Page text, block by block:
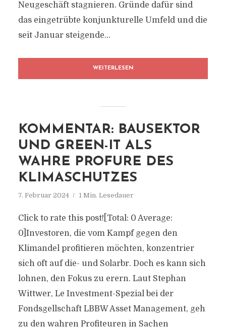
Neugeschäft stagnieren. Gründe dafür sind
das eingetrübte konjunkturelle Umfeld und die
seit Januar steigende...
WEITERLESEN
KOMMENTAR: BAUSEKTOR
UND GREEN-IT ALS
WAHRE PROFURE DES
KLIMASCHUTZES
7. Februar 2024 1 Min. Lesedauer
Click to rate this post![Total: 0 Average:
0]Investoren, die vom Kampf gegen den
Klimandel profitieren möchten, konzentrier
sich oft auf die- und Solarbr. Doch es kann sich
lohnen, den Fokus zu erern. Laut Stephan
Wittwer, Le Investment-Spezial bei der
Fondsgellschaft LBBW Asset Management, geh
zu den wahren Profiteuren in Sachen